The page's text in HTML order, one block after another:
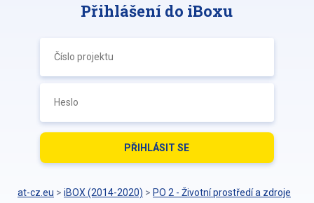
Přihlášení do iBoxu
at-cz.eu > iBOX (2014-2020) > PO 2 - Životní prostředí a zdroje